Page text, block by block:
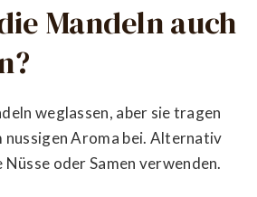
Mandeln auch
weglassen, aber sie tragen
nussigen Aroma bei. Alternativ
Nüsse oder Samen verwenden.